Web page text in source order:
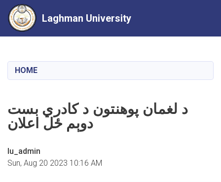
content
Laghman University
HOME
د لغمان پوهنتون د کادري بست
دوېم ځل اعلان
lu_admin
Sun, Aug 20 2023 10:16 AM